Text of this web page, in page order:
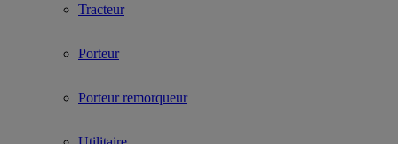
Tracteur
Porteur
Porteur remorqueur